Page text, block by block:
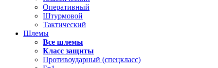
Оперативный
Штурмовой
Тактический
Шлемы
Все шлемы
Класс защиты
Противоударный (спецкласс)